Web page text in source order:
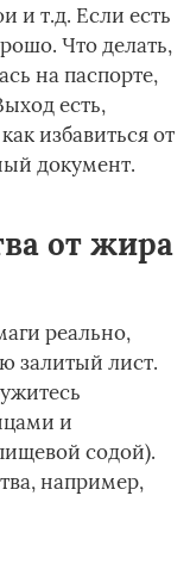
и т.д. Если есть
Что делать,
на паспорте,
есть,
избавиться от
документ.
от жира
реально,
залитый лист.
и
содой).
например,